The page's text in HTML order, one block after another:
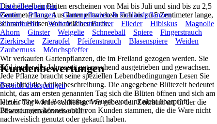
Die hellgelben Blüten erscheinen von Mai bis Juli und sind bis zu 2,5
Zentimeter lang. Aus ihnen entwickeln sich bis zu 5 Zentimeter lange,
schmale Hülsen von rötlicher Farbe.
Wir verkaufen Gartenpflanzen, die im Freiland gezogen werden. Sie
sind immer der Jahreszeit entsprechend ausgetrieben und gewachsen.
Jede Pflanze braucht seine speziellen Lebendbedingungen Lesen Sie
dazu bitte die Artikelbeschreibung. Die angegebene Blütezeit bedeutet
nicht, das am ersten genannten Tag sich die Blüten öffnen und sich am
letzten Tag wieder schließen. Wir geben den Zeitraum an, in der die
Pflanze normalerweise blüht
Liste überspringen
Garten
Pflanzen
Gartenpflanzen & Freilandpflanzen
Ziersträucher
Weitere Ziersträucher Flieder Hibiskus
Magnolie
Ahorn
Ginster Weigelie Schneeball Spiere
Fingerstrauch
Zierkirsche
Zierapfel Pfeifenstrauch Blasenspiere
Weiden
Zaubernuss
Mönchspfeffer
Kundenbewertungen
Bereich überspringen
Die Echtheit der Bewertungen wurde von uns nicht überprüft.
Bewertungen können auch von Kunden stammen, die die Ware nicht
nachweislich genutzt oder gekauft haben.